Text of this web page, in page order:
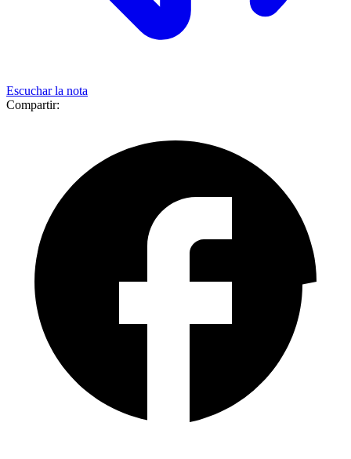
Escuchar la nota
Compartir: